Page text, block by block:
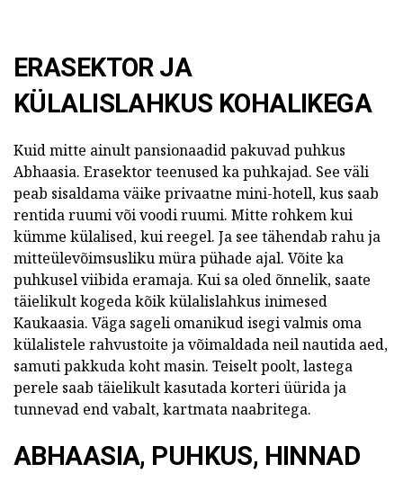
ERASEKTOR JA
KÜLALISLAHKUS KOHALIKEGA
Kuid mitte ainult pansionaadid pakuvad puhkus
Abhaasia. Erasektor teenused ka puhkajad. See väli
peab sisaldama väike privaatne mini-hotell, kus saab
rentida ruumi või voodi ruumi. Mitte rohkem kui
kümme külalised, kui reegel. Ja see tähendab rahu ja
mitteülevõimsusliku müra pühade ajal. Võite ka
puhkusel viibida eramaja. Kui sa oled õnnelik, saate
täielikult kogeda kõik külalislahkus inimesed
Kaukaasia. Väga sageli omanikud isegi valmis oma
külalistele rahvustoite ja võimaldada neil nautida aed,
samuti pakkuda koht masin. Teiselt poolt, lastega
perele saab täielikult kasutada korteri üürida ja
tunnevad end vabalt, kartmata naabritega.
ABHAASIA, PUHKUS, HINNAD